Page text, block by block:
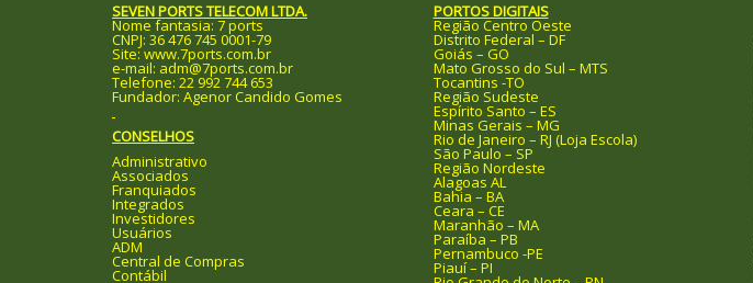
SEVEN PORTS TELECOM LTDA.
Nome fantasia: 7 ports
CNPJ: 36 476 745 0001-79
Site: www.7ports.com.br
e-mail: adm@7ports.com.br
Telefone: 22 992 744 653
Fundador: Agenor Candido Gomes
CONSELHOS
Administrativo
Associados
Franquiados
Integrados
Investidores
Usuários
ADM
Central de Compras
Contábil
PORTOS DIGITAIS
Região Centro Oeste
Distrito Federal – DF
Goiás – GO
Mato Grosso do Sul – MTS
Tocantins -TO
Região Sudeste
Espírito Santo – ES
Minas Gerais – MG
Rio de Janeiro – RJ (Loja Escola)
São Paulo – SP
Região Nordeste
Alagoas AL
Bahia – BA
Ceara – CE
Maranhão – MA
Paraíba – PB
Pernambuco -PE
Piauí – PI